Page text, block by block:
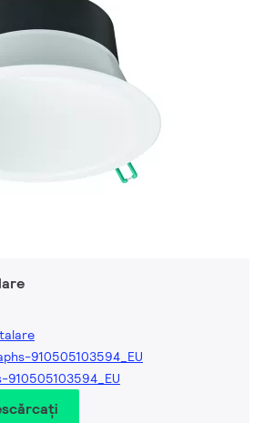
910505103594_EU